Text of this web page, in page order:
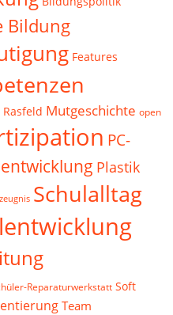
Bildung
Features
Mutgeschichte open
PC-
Plastik
Schulalltag
Reparaturwerkstatt Soft
Team